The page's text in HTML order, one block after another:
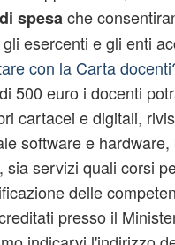
spesa che
esercenti e gli enti
con la Carta
500 euro i docenti
cartacei e digitali,
software e
sia servizi quali corsi
delle
presso il